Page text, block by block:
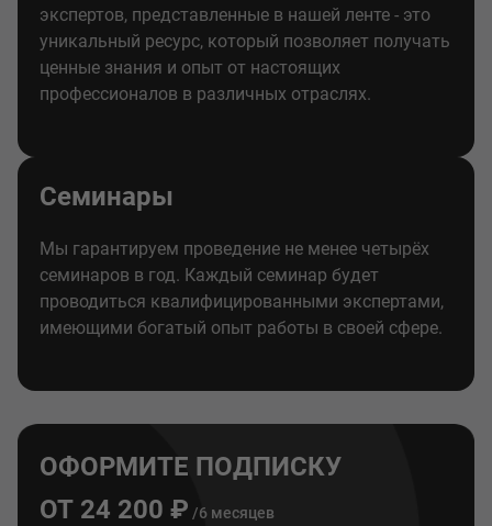
экспертов, представленные в нашей ленте - это
уникальный ресурс, который позволяет получать
ценные знания и опыт от настоящих
профессионалов в различных отраслях.
Семинары
Мы гарантируем проведение не менее четырёх
семинаров в год. Каждый семинар будет
проводиться квалифицированными экспертами,
имеющими богатый опыт работы в своей сфере.
ОФОРМИТЕ ПОДПИСКУ
ОТ 24 200 ₽ /6 месяцев